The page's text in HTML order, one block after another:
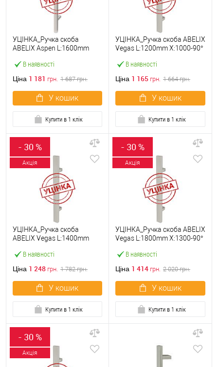
В наявності
УЦІНКА_Ручка скоба
ABELIX Aspen L:1600mm
сталь (половинка)
Ціна 1 181 грн. 1 687грн.
У кошик
Купити в 1 клік
В наявності
УЦІНКА_Ручка скоба ABELIX
Vegas L:1200mm X:1000-90°
(половинка)
Ціна 1 165 грн. 1 664грн.
У кошик
Купити в 1 клік
- 30 %
Акція
В наявності
УЦІНКА_Ручка скоба
ABELIX Vegas L:1400mm
нерж. сталь (половинка)
Ціна 1 248 грн. 1 782грн.
У кошик
Купити в 1 клік
- 30 %
Акція
В наявності
УЦІНКА_Ручка скоба ABELIX
Vegas L:1800mm X:1300-90°
(половинка)
Ціна 1 414 грн. 2 020грн.
У кошик
Купити в 1 клік
- 30 %
Акція